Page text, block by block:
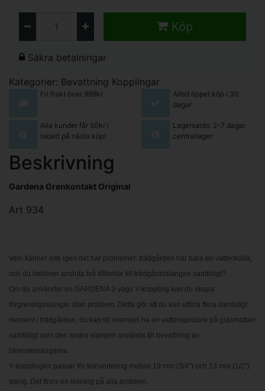
Köp
Säkra betalningar
Kategorier: Bevattning Kopplingar
Fri frakt över 999kr
Alltid öppet köp i 30
dagar
Alla kunder får 50kr i
rabatt på nästa köp!
Lagersaldo: 2-7 dagar
centrallager
Beskrivning
Gardena Grenkontakt Original
Art 934
Vem känner inte igen det här problemet: trädgården har bara en vattenkälla,
och du behöver ansluta två tillbehör till trädgårdsslangen samtidigt?
Om du använder en GARDENA 3-vägs Y-koppling kan du skapa
förgreningsslangar utan problem. Detta gör att du kan utföra flera samtidigt
moment i trädgården, du kan till exempel ha en vattenspridare på gräsmattan
samtidigt som den andra slangen används till bevattning av
blomstersängarna.
Y-kopplingen passar för konvertering mellan 19 mm (3/4") och 13 mm (1/2")
slang. Det finns en lösning på alla problem.